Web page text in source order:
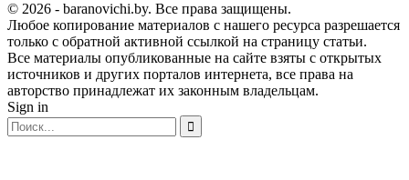
© 2026 - baranovichi.by. Все права защищены.
Любое копирование материалов с нашего ресурса разрешается
только с обратной активной ссылкой на страницу статьи.
Все материалы опубликованные на сайте взяты с открытых
источников и других порталов интернета, все права на
авторство принадлежат их законным владельцам.
Sign in